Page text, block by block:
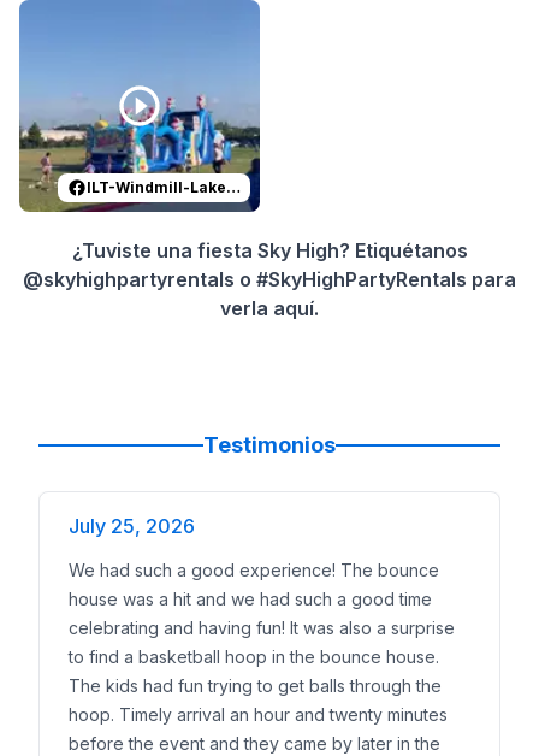
Reviewed on by
ILT-Windmill-Lakes-K-8-PTO
¿Tuviste una fiesta Sky High? Etiquétanos
@skyhighpartyrentals o #SkyHighPartyRentals para
verla aquí.
Testimonios
July 25, 2026
We had such a good experience! The bounce
house was a hit and we had such a good time
celebrating and having fun! It was also a surprise
to find a basketball hoop in the bounce house.
The kids had fun trying to get balls through the
hoop. Timely arrival an hour and twenty minutes
before the event and they came by later in the